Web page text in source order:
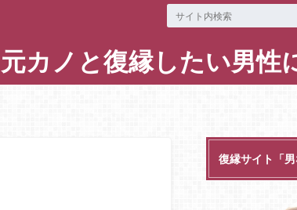
カノと復縁したい男性
復縁サイト「